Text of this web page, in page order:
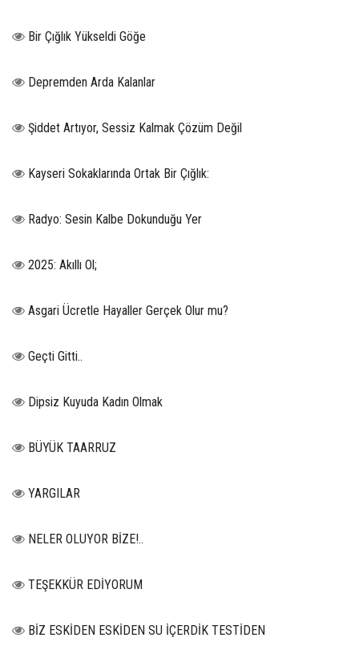
Bir Çığlık Yükseldi Göğe
Depremden Arda Kalanlar
Şiddet Artıyor, Sessiz Kalmak Çözüm Değil
Kayseri Sokaklarında Ortak Bir Çığlık:
Radyo: Sesin Kalbe Dokunduğu Yer
2025: Akıllı Ol;
Asgari Ücretle Hayaller Gerçek Olur mu?
Geçti Gitti..
Dipsiz Kuyuda Kadın Olmak
BÜYÜK TAARRUZ
YARGILAR
NELER OLUYOR BİZE!..
TEŞEKKÜR EDİYORUM
BİZ ESKİDEN ESKİDEN SU İÇERDİK TESTİDEN